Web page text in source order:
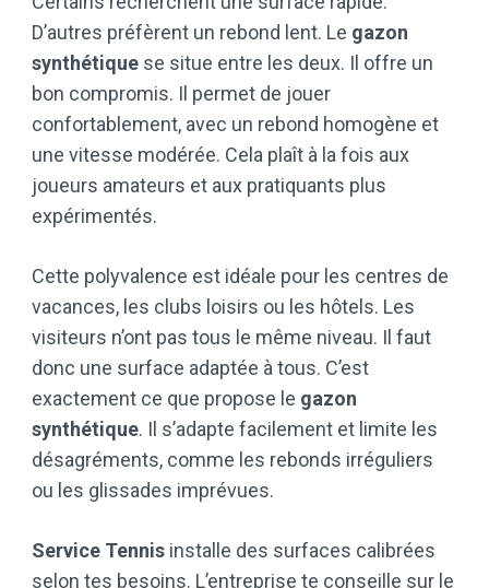
D’autres préfèrent un rebond lent. Le gazon
synthétique se situe entre les deux. Il offre un
bon compromis. Il permet de jouer
confortablement, avec un rebond homogène et
une vitesse modérée. Cela plaît à la fois aux
joueurs amateurs et aux pratiquants plus
expérimentés.
Cette polyvalence est idéale pour les centres de
vacances, les clubs loisirs ou les hôtels. Les
visiteurs n’ont pas tous le même niveau. Il faut
donc une surface adaptée à tous. C’est
exactement ce que propose le gazon
synthétique. Il s’adapte facilement et limite les
désagréments, comme les rebonds irréguliers
ou les glissades imprévues.
Service Tennis installe des surfaces calibrées
selon tes besoins. L’entreprise te conseille sur le